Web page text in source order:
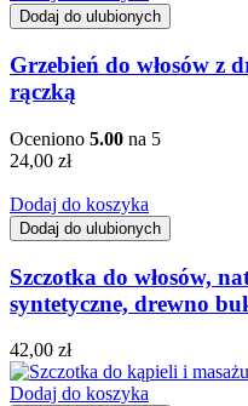
Dodaj do ulubionych
Grzebień do włosów z
rączką
Oceniono 5.00 na 5
24,00 zł
Dodaj do koszyka
Dodaj do ulubionych
Szczotka do włosów,
syntetyczne, drewno
42,00 zł
Dodaj do koszyka